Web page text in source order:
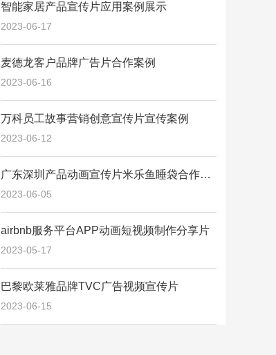
智能家居产品宣传片应用案例展示
2023-06-17
麦德龙客户品牌广告片合作案例
2023-06-16
万科员工故事营销创意宣传片宣传案例
2023-06-12
广东深圳产品动画宣传片米乐鱼睡袋合作案
例详情
2023-06-05
airbnb服务平台APP动画短视频制作分享片
2023-05-17
巴黎欧莱雅品牌TVC广告视频宣传片
2023-06-15